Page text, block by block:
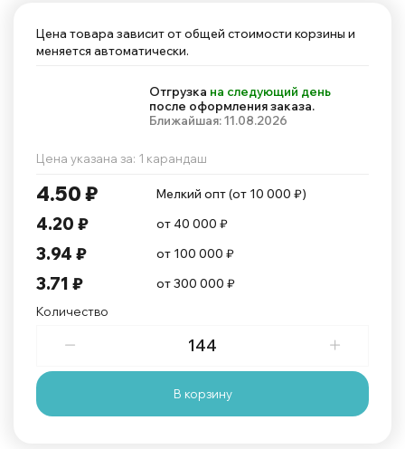
Цена товара зависит от общей стоимости корзины и
меняется автоматически.
Отгрузка на следующий день
после оформления заказа.
Ближайшая: 11.08.2026
Цена указана за: 1 карандаш
4.50 ₽ Мелкий опт (от 10 000 ₽)
4.20 ₽ от 40 000 ₽
3.94 ₽ от 100 000 ₽
3.71 ₽
от 300 000 ₽
Количество
В корзину